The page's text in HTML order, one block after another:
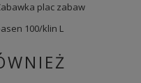
plac zabaw
100/klin L